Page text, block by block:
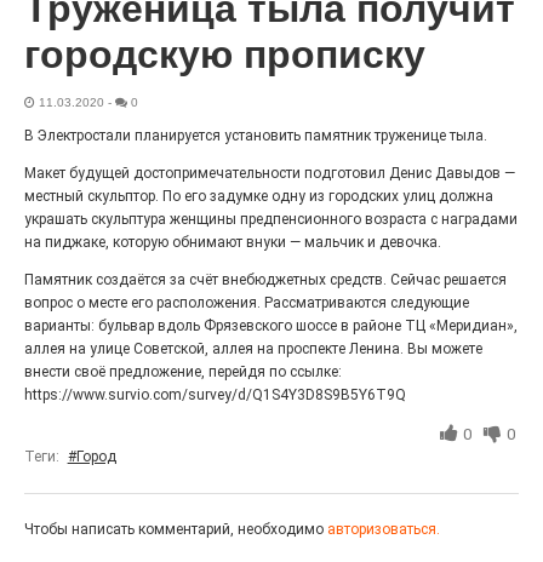
Выставка «Палитра героизма» — новый масштабный
себе Выставочный зал им. Олега Коняшина.
«Районы-кварталы»
путешествуют по городу
0
Радость в квадрате! На этой неделе электростальцев
городскую прописку
11.03.2020 - 0
В Электростали планируется установить памятник труженице тыла.
Макет будущей достопримечательности подготовил Денис Давыдов —
местный скульптор. По его задумке одну из городских улиц должна
украшать скульптура женщины предпенсионного возраста с наградами
на пиджаке, которую обнимают внуки — мальчик и девочка.
Памятник создаётся за счёт внебюджетных средств. Сейчас решается
вопрос о месте его расположения. Рассматриваются следующие
варианты: бульвар вдоль Фрязевского шоссе в районе ТЦ «Меридиан»,
аллея на улице Советской, аллея на проспекте Ленина. Вы можете
внести своё предложение, перейдя по ссылке:
https://www.survio.com/survey/d/Q1S4Y3D8S9B5Y6T9Q
0 0
Теги: #Город
Чтобы написать комментарий, необходимо авторизоваться.